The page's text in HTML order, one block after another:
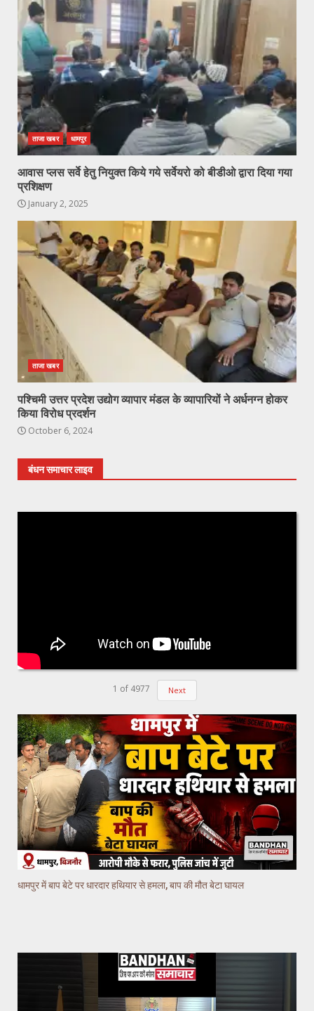
ताजा खबर धामपुर
आवास प्लस सर्वे हेतु नियुक्त किये गये सर्वेयरो को बीडीओ द्वारा दिया गया
प्रशिक्षण
January 2, 2025
ताजा खबर
पश्चिमी उत्तर प्रदेश उद्योग व्यापार मंडल के व्यापारियों ने अर्धनग्न होकर
किया विरोध प्रदर्शन
October 6, 2024
बंधन समाचार लाइव
1 of 4977 Next
धामपुर में बाप बेटे पर धारदार हथियार से हमला, बाप की मौत बेटा घायल